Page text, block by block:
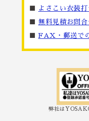
よさこい衣装
■無料見積お問
■FAX・郵送で
弊社は